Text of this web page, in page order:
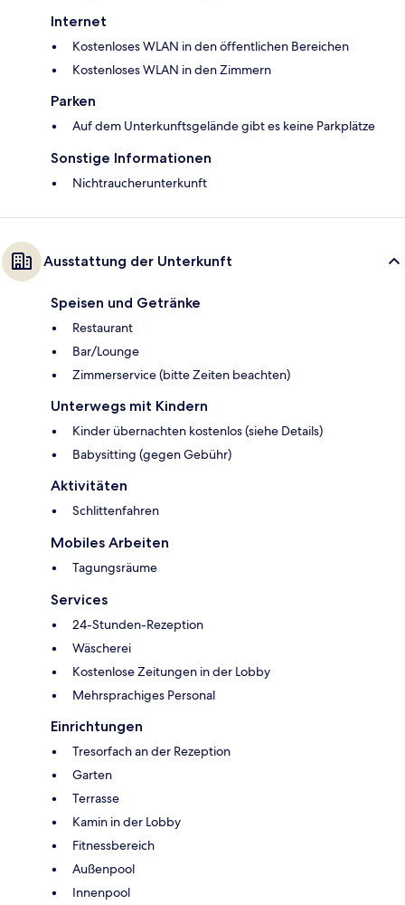
Internet
Kostenloses WLAN in den öffentlichen Bereichen
Kostenloses WLAN in den Zimmern
Parken
Auf dem Unterkunftsgelände gibt es keine Parkplätze
Sonstige Informationen
Nichtraucherunterkunft
Ausstattung der Unterkunft
Speisen und Getränke
Restaurant
Bar/Lounge
Zimmerservice (bitte Zeiten beachten)
Unterwegs mit Kindern
Kinder übernachten kostenlos (siehe Details)
Babysitting (gegen Gebühr)
Aktivitäten
Schlittenfahren
Mobiles Arbeiten
Tagungsräume
Services
24-Stunden-Rezeption
Wäscherei
Kostenlose Zeitungen in der Lobby
Mehrsprachiges Personal
Einrichtungen
Tresorfach an der Rezeption
Garten
Terrasse
Kamin in der Lobby
Fitnessbereich
Außenpool
Innenpool